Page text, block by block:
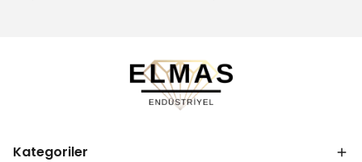
Kategoriler